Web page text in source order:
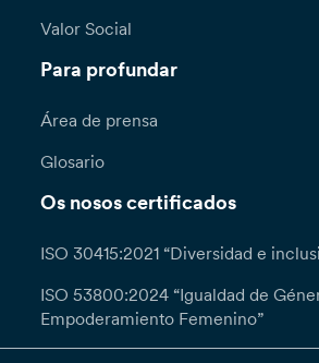
Valor Social
Para profundar
Área de prensa
Glosario
Os nosos certificados
ISO 30415:2021 “Diversidad e
ISO 53800:2024 “Igualdad de
Empoderamiento Femenino”